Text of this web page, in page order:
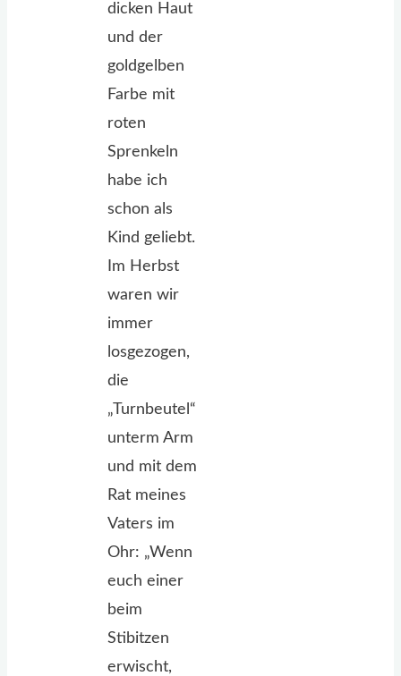
dicken Haut
und der
goldgelben
Farbe mit
roten
Sprenkeln
habe ich
schon als
Kind geliebt.
Im Herbst
waren wir
immer
losgezogen,
die
„Turnbeutel“
unterm Arm
und mit dem
Rat meines
Vaters im
Ohr: „Wenn
euch einer
beim
Stibitzen
erwischt,